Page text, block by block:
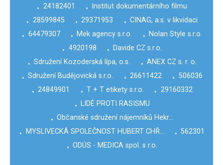
• 24182401 •
Institut dokumentárního filmu
• 28599845 • 29371953 • CINAG, a.s. v likvidaci
• 64479307 • Mek agency s.r.o. • Nolan Style s.r.o.
• 4920198 • Davide CZ s.r.o.
• Sdružení Kozoderská lípa, o.s. • ANEX CZ s. r. o.
• Sdružení Budějovická s.r.o. • 26611422 • 506036
• 24849901 • T + T etikety s.r.o. • 29160332
• LIDÉ PROTI RASISMU
• Občanské sdružení nájemníků Hekr…
•
MYSLIVECKÁ SPOLEČNOST HUBERT CHŘ… • 562301
• ODÚS - MEDICA spol. s r.o.